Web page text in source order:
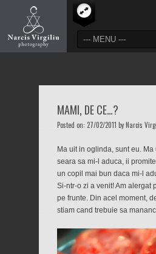
MAMI, DE CE…?
Posted on: 27/02/2011 by Narcis
Ma uit in oglinda, sunt eu.
seara sa mi-l aduca, ii
un copil mai bun daca mi-l
Si-ntr-o zi a venit! Am alergat
pe frunte. Din acel moment,
stiam cand trebuie sa